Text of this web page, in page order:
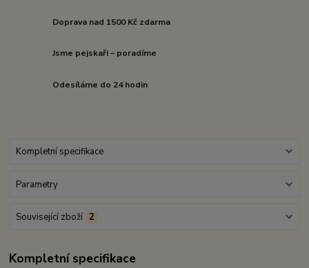
Doprava nad 1500 Kč zdarma
Jsme pejskaři – poradíme
Odesíláme do 24 hodin
Kompletní specifikace
Parametry
Související zboží 2
Kompletní specifikace